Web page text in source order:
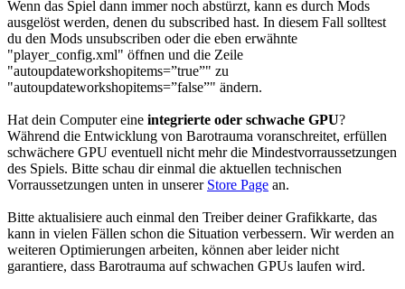
Wenn das Spiel dann immer noch abstürzt, kann es durch Mods
ausgelöst werden, denen du subscribed hast. In diesem Fall solltest
du den Mods unsubscriben oder die eben erwähnte
"player_config.xml" öffnen und die Zeile
"autoupdateworkshopitems=”true”" zu
"autoupdateworkshopitems=”false”" ändern.
Hat dein Computer eine integrierte oder schwache GPU?
Während die Entwicklung von Barotrauma voranschreitet, erfüllen
schwächere GPU eventuell nicht mehr die Mindestvorraussetzungen
des Spiels. Bitte schau dir einmal die aktuellen technischen
Vorraussetzungen unten in unserer Store Page an.
Bitte aktualisiere auch einmal den Treiber deiner Grafikkarte, das
kann in vielen Fällen schon die Situation verbessern. Wir werden an
weiteren Optimierungen arbeiten, können aber leider nicht
garantiere, dass Barotrauma auf schwachen GPUs laufen wird.